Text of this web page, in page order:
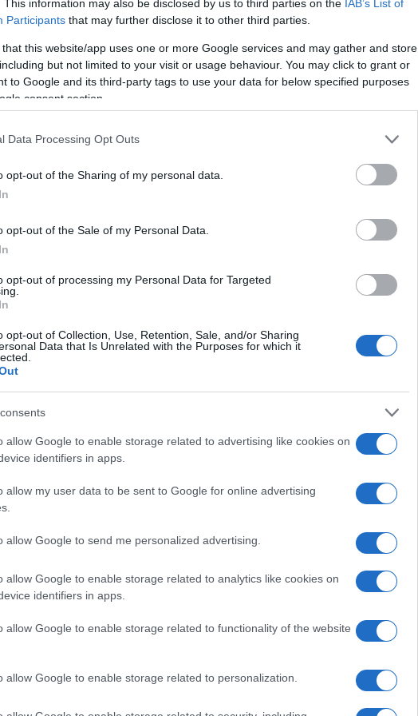
This information may also be disclosed by us to third parties on the IAB’s List of
Participants that may further disclose it to other third parties.
that this website/app uses one or more Google services and may gather and store
but not limited to your visit or usage behaviour. You may click to grant or
to Google and its third-party tags to use your data for below specified purposes
consent section.
Data Processing Opt Outs
opt-out of the Sharing of my personal data.
opt-out of the Sale of my Personal Data.
opt-out of processing my Personal Data for Targeted
opt-out of Collection, Use, Retention, Sale, and/or Sharing
Data that Is Unrelated with the Purposes for which it
allow Google to enable storage related to advertising like cookies on
identifiers in apps.
allow my user data to be sent to Google for online advertising
allow Google to send me personalized advertising.
allow Google to enable storage related to analytics like cookies on
identifiers in apps.
allow Google to enable storage related to functionality of the website
allow Google to enable storage related to personalization.
v oranžno fazo sproščanja ukrepov
pasti pod 600, število hospitaliziranih pa pod 500. Po
potrebovalo 506 covidnih bolnikov, sedemdnevno povprečje
pričakovati,
da bi razrahljali ukrep prepovedi gibanja v
regiji. "
za STA povedal ministerAleš Hojs.
ne izpolnjuje več pogojev za rumeno fazo, Koroška pa ne za
tudi kakšne spremembe na ravni posameznih statističnih
Preizkusi zdaj
okužb, podatke za torek še čakamo. Glede na
Koroškem potrdili skupno 246 novih okužb, na dan